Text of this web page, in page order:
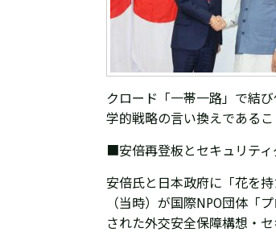
クロード「一帯一路」で結
学的戦略の言い換えである
■安倍再登板とセキュリティ
安倍氏と日本政府に「花を
（当時）が国際NPO団体「
された外交安全保障構想・